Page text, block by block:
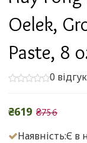
Oelek,
Paste, 8
0
₴619 ₴756
Наявність:Є в